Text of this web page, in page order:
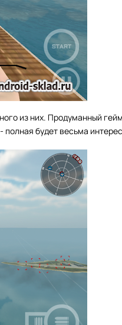
из них. Продуманный
будет весьма